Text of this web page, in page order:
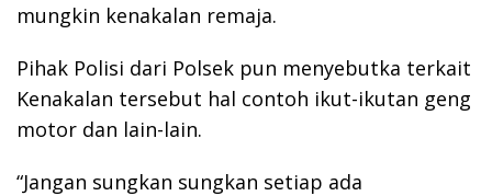
mungkin kenakalan remaja.
Pihak Polisi dari Polsek pun menyebutka terkait
Kenakalan tersebut hal contoh ikut-ikutan geng
motor dan lain-lain.
“Jangan sungkan sungkan setiap ada